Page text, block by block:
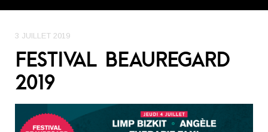
3 JUILLET 2019
FESTIVAL BEAUREGARD
2019